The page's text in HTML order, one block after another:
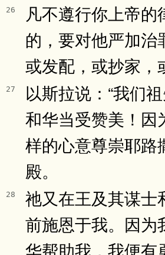
26
凡不遵行你上帝的
的，要对他严加治
或发配，或抄家，
27
以斯拉说：“我们
和华当受赞美！因
样的心意尊崇耶路
殿。
28
祂又在王及其谋士
前施恩于我。因为
华帮助我，我便有